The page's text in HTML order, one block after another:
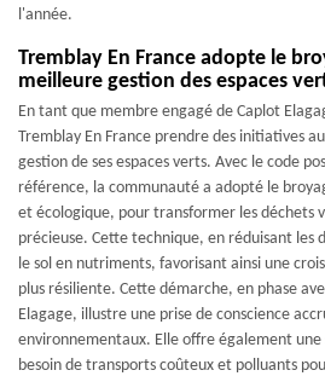
l'année.
Tremblay En France adopte le
meilleure gestion des espaces
En tant que membre engagé de Caplot
Tremblay En France prendre des initiatives
gestion de ses espaces verts. Avec le code
référence, la communauté a adopté le
et écologique, pour transformer les déchets
précieuse. Cette technique, en réduisant les
le sol en nutriments, favorisant ainsi une
plus résiliente. Cette démarche, en phase
Elagage, illustre une prise de conscience
environnementaux. Elle offre également
besoin de transports coûteux et polluants